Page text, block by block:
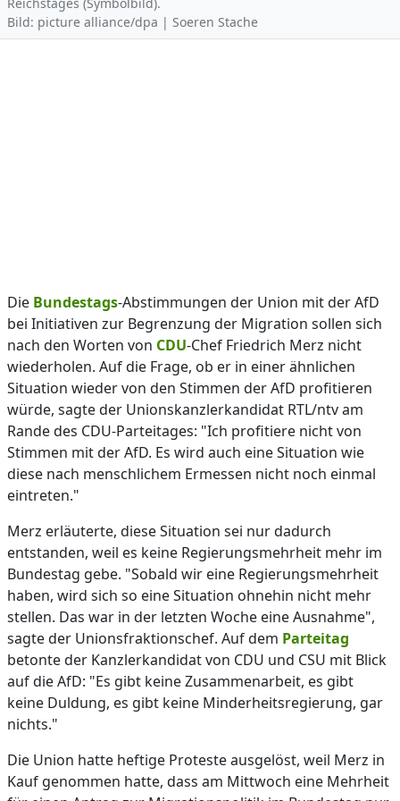
Bild: picture alliance/dpa | Soeren Stache
Die Bundestags-Abstimmungen der Union mit der AfD
bei Initiativen zur Begrenzung der Migration sollen sich
nach den Worten von CDU-Chef Friedrich Merz nicht
wiederholen. Auf die Frage, ob er in einer ähnlichen
Situation wieder von den Stimmen der AfD profitieren
würde, sagte der Unionskanzlerkandidat RTL/ntv am
Rande des CDU-Parteitages: "Ich profitiere nicht von
Stimmen mit der AfD. Es wird auch eine Situation wie
diese nach menschlichem Ermessen nicht noch einmal
eintreten."
Merz erläuterte, diese Situation sei nur dadurch
entstanden, weil es keine Regierungsmehrheit mehr im
Bundestag gebe. "Sobald wir eine Regierungsmehrheit
haben, wird sich so eine Situation ohnehin nicht mehr
stellen. Das war in der letzten Woche eine Ausnahme",
sagte der Unionsfraktionschef. Auf dem Parteitag
betonte der Kanzlerkandidat von CDU und CSU mit Blick
auf die AfD: "Es gibt keine Zusammenarbeit, es gibt
keine Duldung, es gibt keine Minderheitsregierung, gar
nichts."
Die Union hatte heftige Proteste ausgelöst, weil Merz in
Kauf genommen hatte, dass am Mittwoch eine Mehrheit